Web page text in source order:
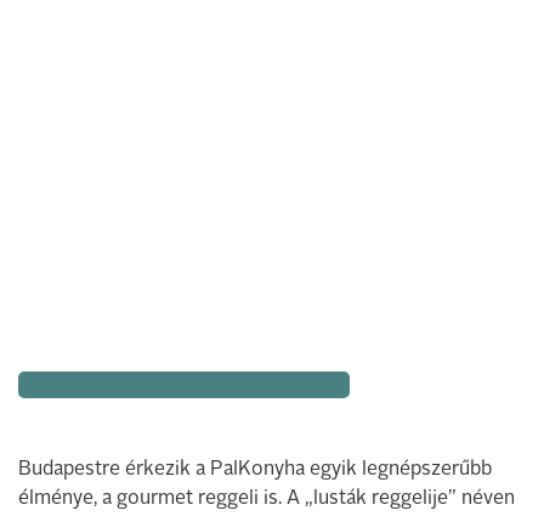
Budapestre érkezik a PalKonyha egyik legnépszerűbb
élménye, a gourmet reggeli is. A „lusták reggelije” néven